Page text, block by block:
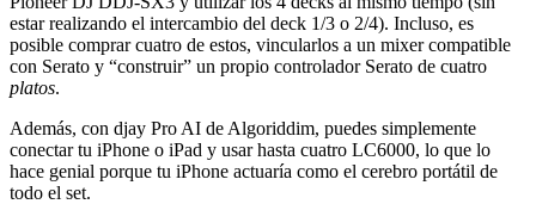
estar realizando el intercambio del deck 1/3 o 2/4). Incluso, es
posible comprar cuatro de estos, vincularlos a un mixer compatible
con Serato y “construir” un propio controlador Serato de cuatro
platos.
Además, con djay Pro AI de Algoriddim, puedes simplemente
conectar tu iPhone o iPad y usar hasta cuatro LC6000, lo que lo
hace genial porque tu iPhone actuaría como el cerebro portátil de
todo el set.